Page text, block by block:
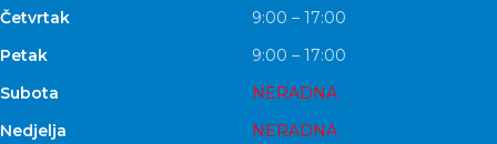
Četvrtak
9:00 – 17:00
Petak
9:00 – 17:00
Subota
NERADNA
Nedjelja
NERADNA